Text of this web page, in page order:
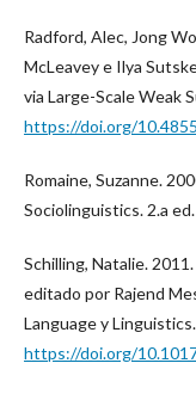
Radford, Alec, Jong
McLeavey e Ilya
via Large-Scale Weak
https://doi.org/
Romaine, Suzanne.
Sociolinguistics. 2.a
Schilling, Natalie.
editado por Rajend
Language y
https://doi.org/